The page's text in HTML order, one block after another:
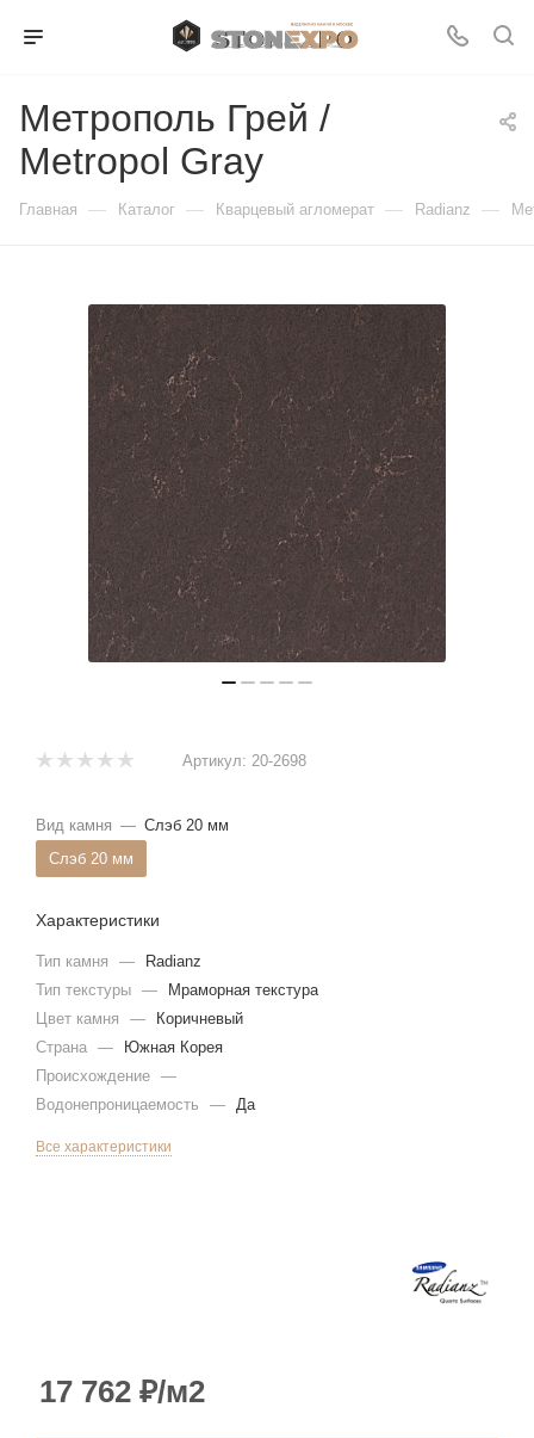
Метрополь Грей /
Metropol Gray
Главная — Каталог — Кварцевый агломерат — Radianz —
Артикул: 20-2698
Вид камня — Слэб 20 мм
Слэб 20 мм
Характеристики
Тип камня —
Radianz
Тип текстуры —
Мраморная текстура
Цвет камня
—
Коричневый
Страна —
Южная Корея
Происхождение —
Водонепроницаемость
— Да
Все характеристики
17 762 ₽/м2